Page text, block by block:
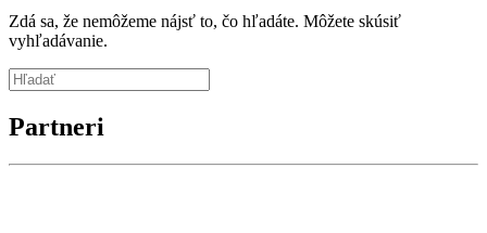
Zdá sa, že nemôžeme nájsť to, čo hľadáte. Môžete skúsiť
vyhľadávanie.
Partneri